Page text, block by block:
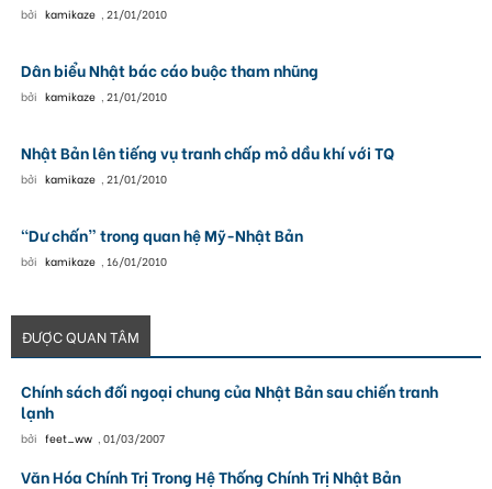
bởi kamikaze , 21/01/2010
Dân biểu Nhật bác cáo buộc tham nhũng
bởi kamikaze , 21/01/2010
Nhật Bản lên tiếng vụ tranh chấp mỏ dầu khí với TQ
bởi kamikaze , 21/01/2010
“Dư chấn” trong quan hệ Mỹ-Nhật Bản
bởi kamikaze , 16/01/2010
ĐƯỢC QUAN TÂM
Chính sách đối ngoại chung của Nhật Bản sau chiến tranh
lạnh
bởi feet_ww , 01/03/2007
Văn Hóa Chính Trị Trong Hệ Thống Chính Trị Nhật Bản